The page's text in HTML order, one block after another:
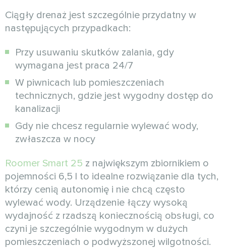
Ciągły drenaż jest szczególnie przydatny w
następujących przypadkach:
Przy usuwaniu skutków zalania, gdy
wymagana jest praca 24/7
W piwnicach lub pomieszczeniach
technicznych, gdzie jest wygodny dostęp do
kanalizacji
Gdy nie chcesz regularnie wylewać wody,
zwłaszcza w nocy
Roomer Smart 25 z największym zbiornikiem o
pojemności 6,5 l to idealne rozwiązanie dla tych,
którzy cenią autonomię i nie chcą często
wylewać wody. Urządzenie łączy wysoką
wydajność z rzadszą koniecznością obsługi, co
czyni je szczególnie wygodnym w dużych
pomieszczeniach o podwyższonej wilgotności.